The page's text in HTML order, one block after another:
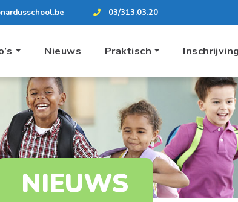
03/313.03.20
Nieuws Praktisch
NIEUWS